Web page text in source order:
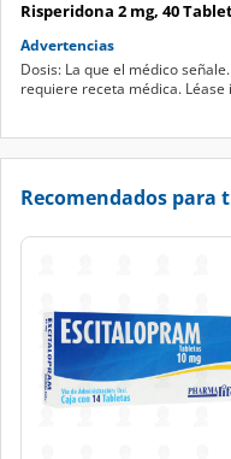
Risperidona 2 mg, 40
Advertencias
Dosis: La que el médico
requiere receta médica. Léase
Recomendados para